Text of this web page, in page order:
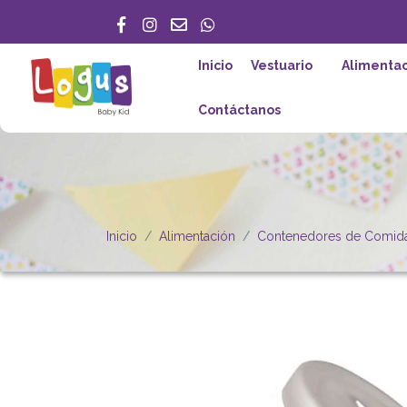
Inicio Vestuario
Contáctanos
Inicio Alimentación Contenedores de